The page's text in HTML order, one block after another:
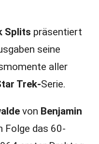
Splits präsentiert
seine
aller
Trek-Serie.
von Benjamin
Folge das 60-